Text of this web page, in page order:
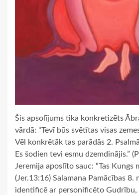
Šis apsolījums tika konkretizēts
vārdā: “Tevī būs svētītas visas
Vēl konkrētāk tas parādās 2.
Es šodien tevi esmu dzemdinājis.”
Jeremija aposlīto sauc: “Tas Kungs
(Jer.13:16) Salamana Pamācības 8.
identificē ar personificēto Gudrību,